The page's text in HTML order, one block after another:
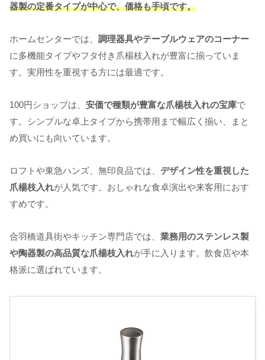
器製の定番タイプが中心で、価格も手頃です。
ホームセンターでは、 調理器具やテーブルウェアのコーナー
に多機能タイプやフタ付き爪楊枝入れが豊富に揃っていま
す。実用性を重視する方には最適です。
100円ショップは、 安価で種類が豊富な爪楊枝入れの宝庫で
す。シンプルな卓上タイプから携帯用まで幅広く揃い、まと
め買いにも向いています。
ロフトや東急ハンズ、無印良品では、 デザイン性を重視した
爪楊枝入れが人気です。おしゃれな食卓演出や来客用におす
すめです。
合羽橋道具街やキッチン専門店では、 業務用のステンレス製
や陶器製の高品質な爪楊枝入れが手に入ります。飲食店や本
格派に選ばれています。